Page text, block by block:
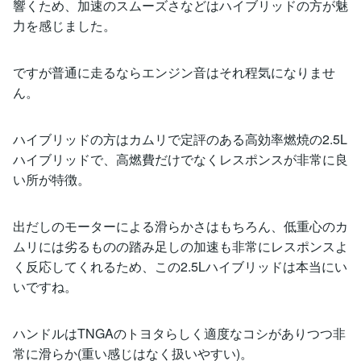
響くため、加速のスムーズさなどはハイブリッドの方が魅
力を感じました。
ですが普通に走るならエンジン音はそれ程気になりませ
ん。
ハイブリッドの方はカムリで定評のある高効率燃焼の2.5L
ハイブリッドで、高燃費だけでなくレスポンスが非常に良
い所が特徴。
出だしのモーターによる滑らかさはもちろん、低重心のカ
ムリには劣るものの踏み足しの加速も非常にレスポンスよ
く反応してくれるため、この2.5Lハイブリッドは本当にい
いですね。
ハンドルはTNGAのトヨタらしく適度なコシがありつつ非
常に滑らか(重い感じはなく扱いやすい)。